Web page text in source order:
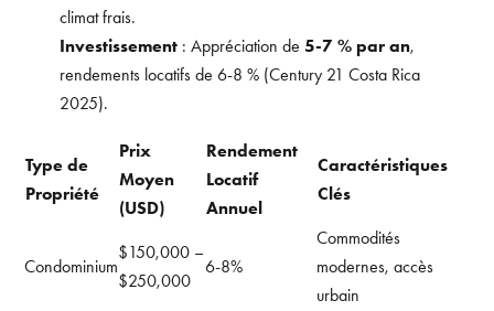
climat frais.
Investissement : Appréciation de 5-7 % par an,
rendements locatifs de 6-8 % (Century 21 Costa Rica
2025).
Type de
Propriété
Prix
Moyen
(USD)
Rendement
Locatif
Annuel
Caractéristiques
Clés
Condominium
$150,000 –
$250,000
6-8%
Commodités
modernes, accès
urbain